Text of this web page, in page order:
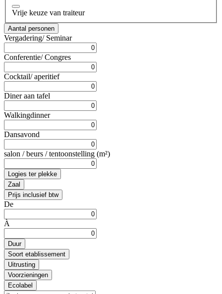
Vrije keuze van traiteur
Aantal personen
Vergadering/ Seminar
Conferentie/ Congres
Cocktail/ aperitief
Diner aan tafel
Walkingdinner
Dansavond
salon / beurs / tentoonstelling (m²)
Logies ter plekke
Zaal
Prijs inclusief btw
De
À
Duur
Soort etablissement
Uitrusting
Voorzieningen
Ecolabel